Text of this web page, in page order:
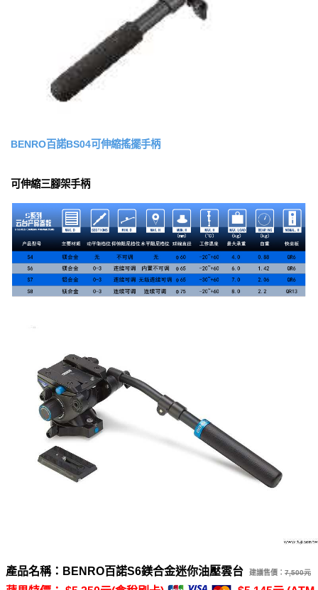
BENRO百諾BS04可伸縮搖擺手柄
可伸縮三腳架手柄
產品名稱：BENRO百諾S6鎂合金迷你油壓雲台 建議售價： 7,500元